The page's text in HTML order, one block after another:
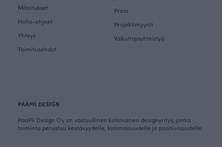
Mitoitukset
Hoito-ohjeet
Yhteys
Toimitusehdot
Press
Projektimyynti
Vaikuttajayhteistyö
PAAPII DESIGN
PaaPii Design Oy on vastuullinen kotimainen designyritys, jonka
toiminta perustuu kestävyydelle, kotimaisuudelle ja positiivisuudelle.